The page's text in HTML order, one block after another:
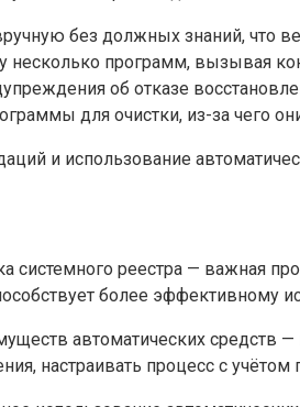
без должных знаний, что
несколько программ, вызывая
об отказе
для очистки, из-за чего
и использование
системного реестра — важная
более эффективному
автоматических средств
настраивать процесс с учётом